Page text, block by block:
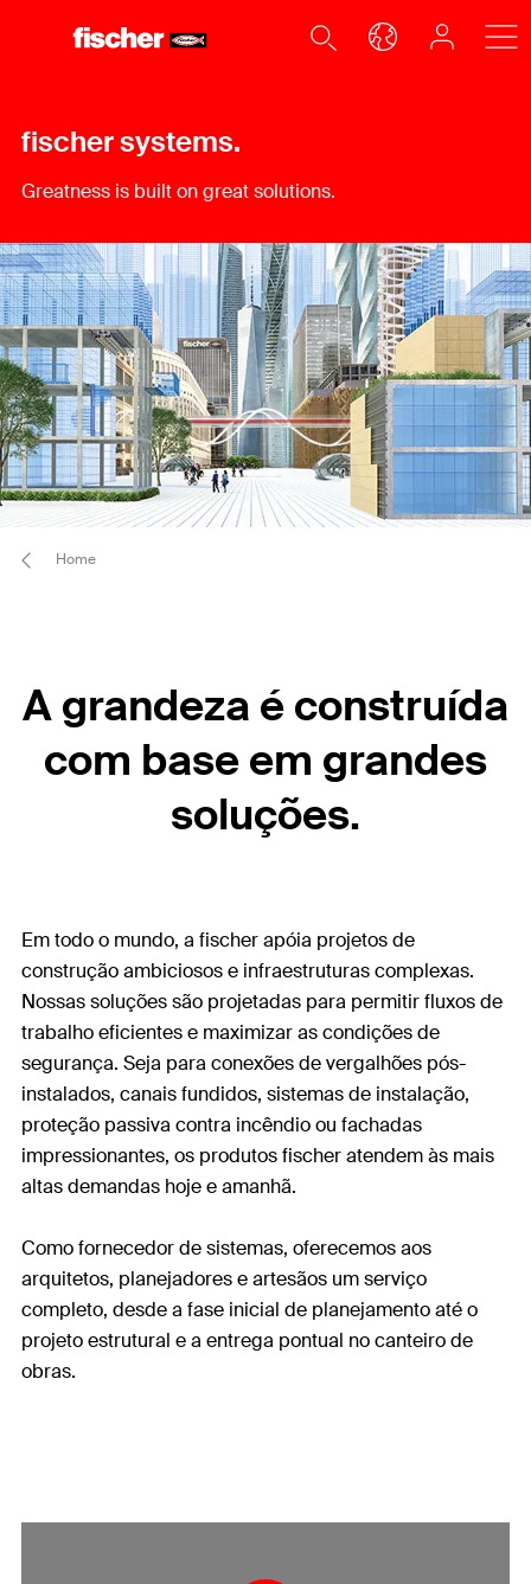
fischer systems.
Greatness is built on great solutions.
Home
A grandeza é construída
com base em grandes
soluções.
Em todo o mundo, a fischer apóia projetos de
construção ambiciosos e infraestruturas complexas.
Nossas soluções são projetadas para permitir fluxos de
trabalho eficientes e maximizar as condições de
segurança. Seja para conexões de vergalhões pós-
instalados, canais fundidos, sistemas de instalação,
proteção passiva contra incêndio ou fachadas
impressionantes, os produtos fischer atendem às mais
altas demandas hoje e amanhã.
Como fornecedor de sistemas, oferecemos aos
arquitetos, planejadores e artesãos um serviço
completo, desde a fase inicial de planejamento até o
projeto estrutural e a entrega pontual no canteiro de
obras.